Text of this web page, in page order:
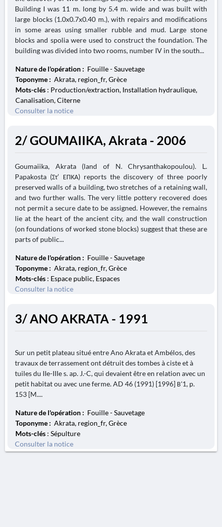
Building I was 11 m. long by 5.4 m. wide and was built with
large blocks (1.0x0.7x0.40 m.), with repairs and modifications
in some areas using smaller rubble and mud. Large stone
blocks and spolia were used to construct the foundation. The
building was divided into two rooms, number IV in the south...
Nature de l'opération : Fouille - Sauvetage
Toponyme : Akrata, region_fr, Grèce
Mots-clés : Production/extraction, Installation hydraulique,
Canalisation, Citerne
Consulter la notice
2/ GOUMAIIKA, Akrata - 2006
Goumaiika, Akrata (land of N. Chrysanthakopoulou). L.
Papakosta (Στ’ ΕΠΚΑ) reports the discovery of three poorly
preserved walls of a building, two stretches of a retaining wall,
and two further walls. The very little pottery recovered does
not permit a secure date to be assigned. However, the remains
lie at the heart of the ancient city, and the wall construction
(on foundations of worked stone blocks) suggest that these are
parts of public...
Nature de l'opération : Fouille - Sauvetage
Toponyme : Akrata, region_fr, Grèce
Mots-clés : Espace public, Espaces
Consulter la notice
3/ ANO AKRATA - 1991
Sur un petit plateau situé entre Ano Akrata et Ambélos, des
travaux de terrassement ont détruit des tombes à ciste et à
tuiles du IIe-IIIe s. ap. J.-C, qui devaient être en relation avec un
petit habitat ou avec une ferme. AD 46 (1991) [1996] Β'1, p.
153 [M....
Nature de l'opération : Fouille - Sauvetage
Toponyme : Akrata, region_fr, Grèce
Mots-clés : Sépulture
Consulter la notice